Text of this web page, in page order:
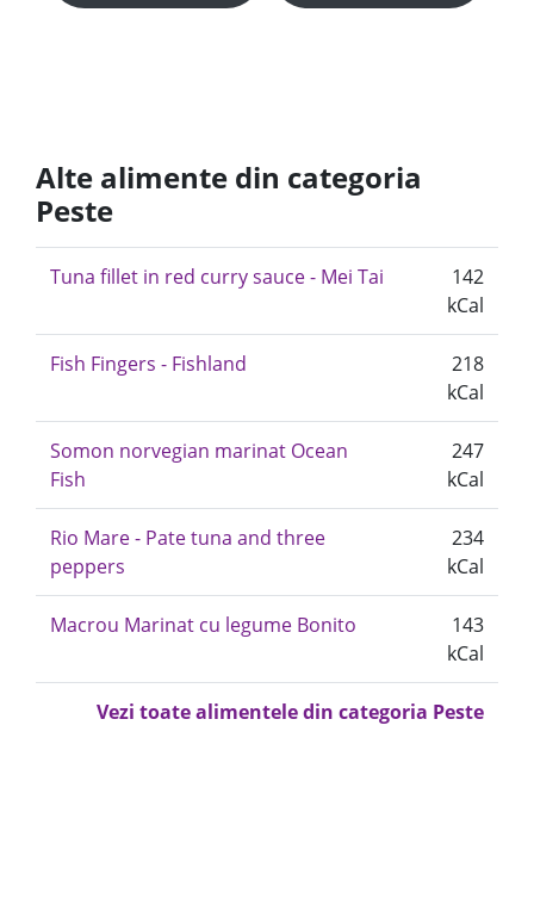
Alte alimente din categoria
Peste
Tuna fillet in red curry sauce - Mei Tai
142
kCal
Fish Fingers - Fishland
218
kCal
Somon norvegian marinat Ocean
Fish
247
kCal
Rio Mare - Pate tuna and three
peppers
234
kCal
Macrou Marinat cu legume Bonito
143
kCal
Vezi toate alimentele din categoria Peste